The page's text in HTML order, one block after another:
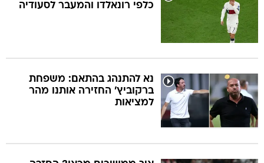
כלפי רונאלדו והמעבר לסעודיה
נא להתנהג בהתאם: משפחת
ברקוביץ' החזירה אותנו מהר
למציאות